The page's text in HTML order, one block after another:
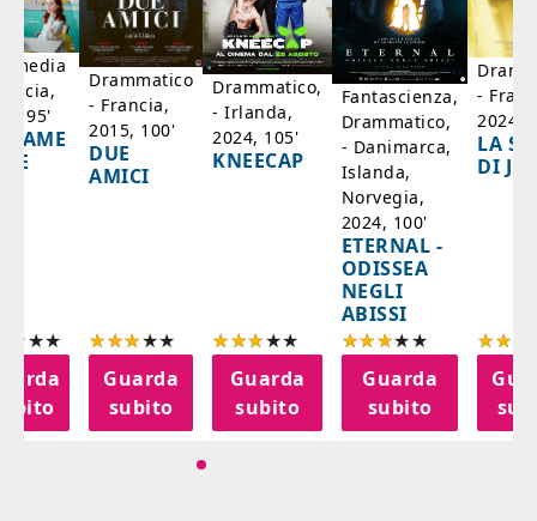
95'
Drammatico
- Francia,
2015, 100'
DUE
AMICI
Guarda
subito
Drammatico,
- Irlanda,
2024, 105'
KNEECAP
Guarda
subito
Fantascienza,
Drammatico,
- Danimarca,
Islanda,
Norvegia,
2024, 100'
ETERNAL -
ODISSEA
NEGLI
ABISSI
Guarda
subito
-
2024,
LA
DI